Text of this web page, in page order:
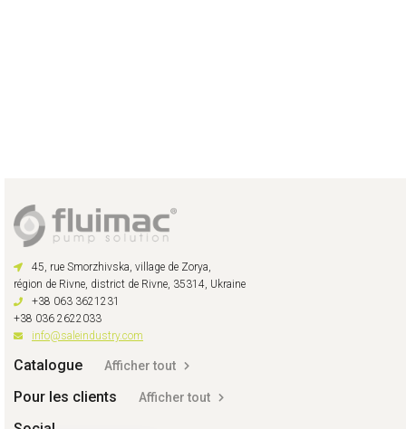
45, rue Smorzhivska, village de Zorya,
région de Rivne, district de Rivne, 35314, Ukraine
+38 063 3621231
+38 036 2622033
info@saleindustry.com
Catalogue Afficher tout
Pour les clients Afficher tout